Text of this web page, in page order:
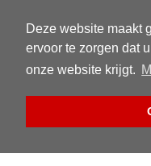
Deze website maakt
ervoor te zorgen dat
onze website krijgt.